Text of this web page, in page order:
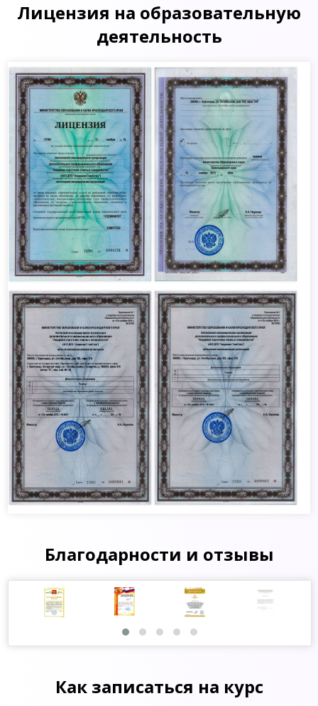
Лицензия на образовательную
деятельность
Благодарности и отзывы
Как записаться на курс